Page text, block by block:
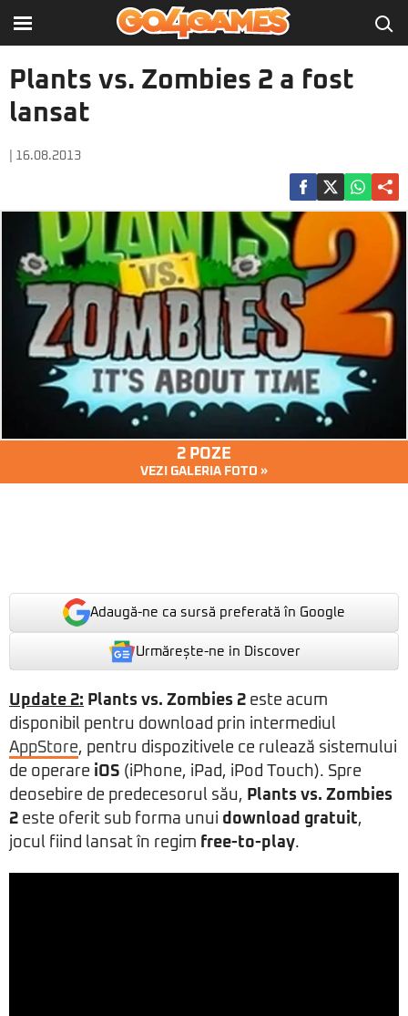
Plants vs. Zombies 2 a fost
lansat
| 16.08.2013
2 POZE
VEZI GALERIA FOTO »
Adaugă-ne ca sursă preferată în Google
Urmărește-ne in Discover
Update 2: Plants vs. Zombies 2 este acum
disponibil pentru download prin intermediul
AppStore, pentru dispozitivele ce rulează sistemului
de operare iOS (iPhone, iPad, iPod Touch). Spre
deosebire de predecesorul său, Plants vs. Zombies
2 este oferit sub forma unui download gratuit,
jocul fiind lansat în regim free-to-play.